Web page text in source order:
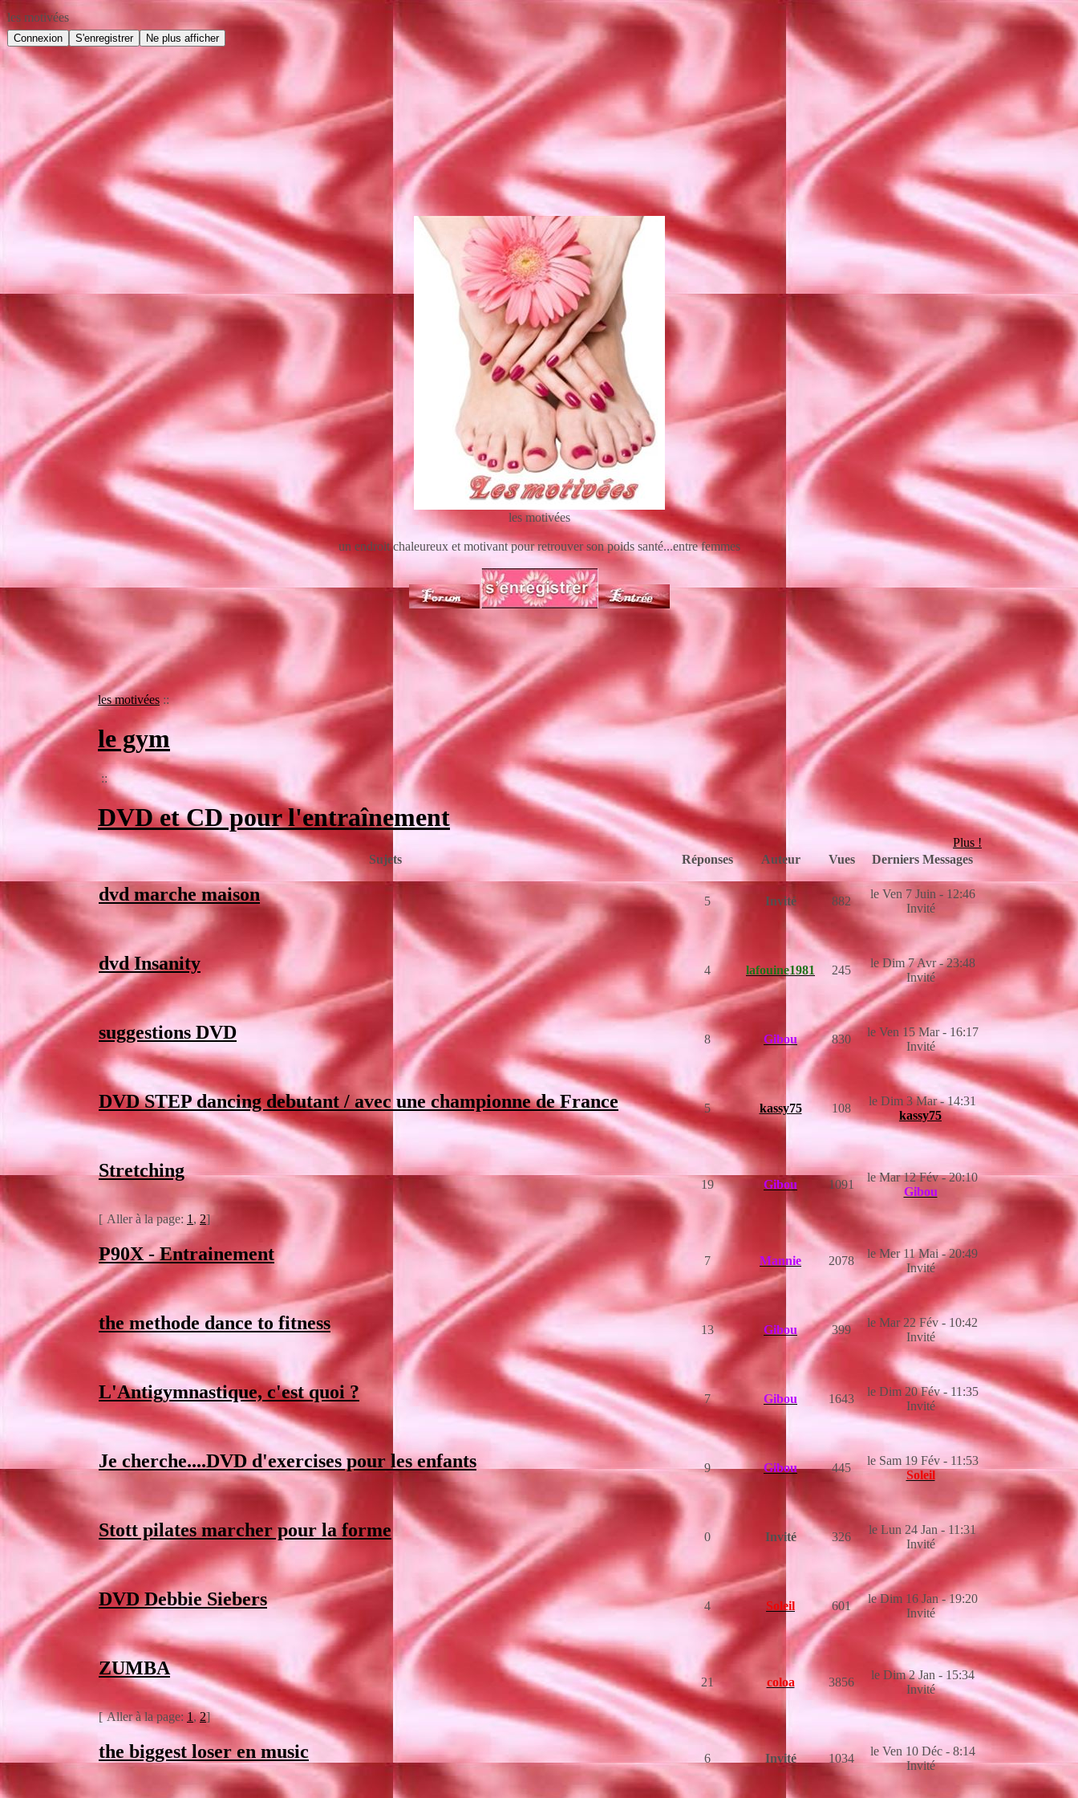
les motivées
les motivées
un endroit chaleureux et motivant pour retrouver son poids santé...entre femmes
les motivées ::
le gym
::
DVD et CD pour l'entraînement
Plus !
Sujets
Réponses Auteur Vues Derniers Messages
dvd marche maison 5 Invité 882
le Ven 7 Juin - 12:46
Invité
dvd Insanity 4 lafouine1981 245
le Dim 7 Avr - 23:48
Invité
suggestions DVD 8 Gibou 830
le Ven 15 Mar - 16:17
Invité
DVD STEP dancing debutant / avec une championne de France 5 kassy75 108
le Dim 3 Mar - 14:31
kassy75
Stretching
[ Aller à la page: 1 , 2]
19 Gibou 1091
le Mar 12 Fév - 20:10
Gibou
P90X - Entrainement 7 Mannie 2078
le Mer 11 Mai - 20:49
Invité
the methode dance to fitness 13 Gibou 399
le Mar 22 Fév - 10:42
Invité
L'Antigymnastique, c'est quoi ? 7 Gibou 1643
le Dim 20 Fév - 11:35
Invité
Je cherche....DVD d'exercises pour les enfants 9 Gibou 445
le Sam 19 Fév - 11:53
Soleil
Stott pilates marcher pour la forme 0 Invité 326
le Lun 24 Jan - 11:31
Invité
DVD Debbie Siebers 4 Soleil 601
le Dim 16 Jan - 19:20
Invité
ZUMBA
[Aller à la page: 1,2]
21 coloa 3856
le Dim 2 Jan - 15:34
Invité
the biggest loser en music 6 Invité 1034
le Ven 10 Déc - 8:14
Invité